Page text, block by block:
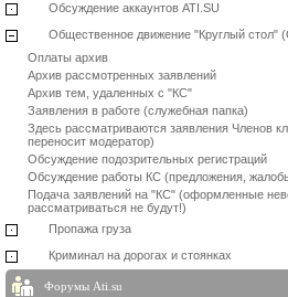
Обсуждение аккаунтов ATI.SU
Общественное движение "Круглый стол"
Оплаты архив
Архив рассмотренных заявлений
Архив тем, удаленных с "КС"
Заявления в работе (служебная папка)
Здесь рассматриваются заявления Членов
переносит модератор)
Обсуждение подозрительных регистраций
Обсуждение работы КС (предложения,
Подача заявлений на "КС" (оформленные
рассматриваться не будут!)
Пропажа груза
Криминал на дорогах и стоянках
Форумы Ati.su